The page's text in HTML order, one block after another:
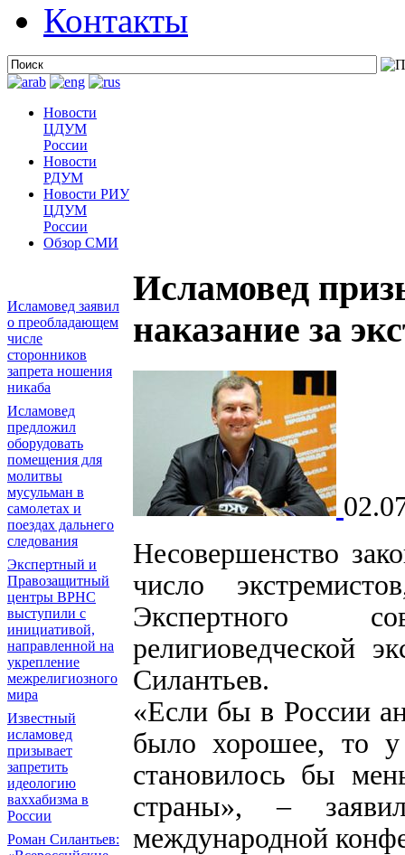
Контакты
Новости
ЦДУМ
России
Новости
РДУМ
Новости РИУ
ЦДУМ
России
Обзор СМИ
Исламовед заявил
о преобладающем
числе
сторонников
запрета ношения
никаба
Исламовед
предложил
оборудовать
помещения для
молитвы
мусульман в
самолетах и
поездах дальнего
следования
Экспертный и
Правозащитный
центры ВРНС
выступили с
инициативой,
направленной на
укрепление
межрелигиозного
мира
Известный
исламовед
призывает
запретить
идеологию
ваххабизма в
России
Роман Силантьев:
Исламовед
наказание за
Несовершенство
число
Экспертного
религиоведческой
Силантьев.
«Если бы в России
было хорошее, то у
становилось бы
страны», –
международной